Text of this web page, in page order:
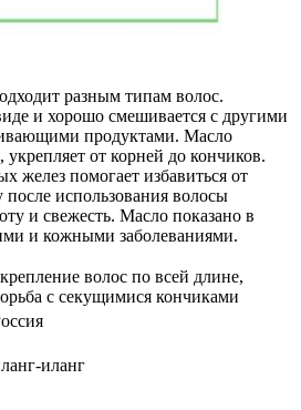
разным типам волос.
и хорошо смешивается с другими
продуктами. Масло
укрепляет от корней до кончиков.
желез помогает избавиться от
использования волосы
и свежесть. Масло показано в
и кожными заболеваниями.
волос по всей длине,
с секущимися кончиками
иланг